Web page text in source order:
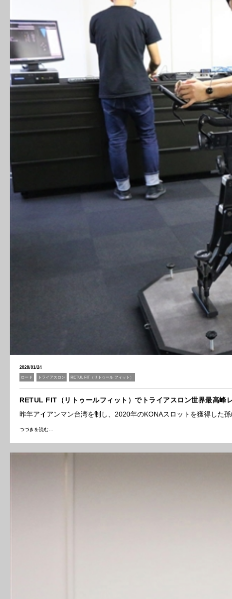
2020/01/24
ロード トライアスロン RETUL FIT（リトゥール フィット）
RETUL FIT（リトゥールフィット）でトライアスロン世界最高峰
昨年アイアンマン台湾を制し、2020年のKONAスロットを獲得した
つづきを読む…